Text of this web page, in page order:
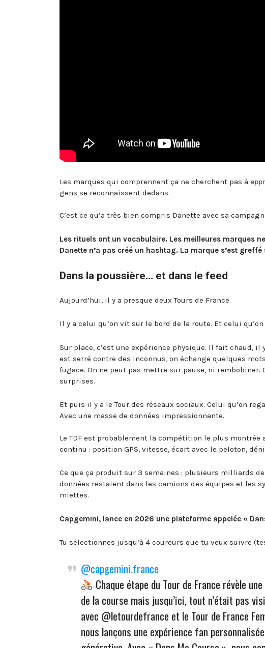
Les marques qui comprennent ça ne cherchent pas à
gens se reconnaissent dedans.
C’est ce qu’a très bien compris Danette avec sa
Les rituels ont un vocabulaire. Les meilleures marques
Danette n’a pas créé un hashtag. La marque s’est
Dans la poussière… et dans le feed
Aujourd’hui, il y a presque deux Tours de France.
Il y a celui qu’on vit sur le bord de la route. Et celui
Sur place, c’est une expérience physique. Il fait chaud,
est serré contre des inconnus, on échange quelques
fugace. On ne peut pas mettre sur pause, ni
surprises.
Et puis il y a le Tour des réseaux sociaux. Celui qu’on
Avec une masse de données impressionnante.
Le TDF est probablement la compétition le plus montrée
continu : position GPS, vitesse, écart avec le peloton,
Ce que ça produit sur 3 semaines : plusieurs milliards
données restaient dans les camions des équipes et les
miettes.
Capgemini, lance en 2026 une plateforme appelée «
Tu sélectionnes jusqu’à 4 coureurs que tu veux suivre
@capgemini.france
Chaque étape du Tour de France révèle
de la course mais jusqu’ici, tout n’était pas
avec @letourdefrance et le Tour de France
nous lançons une expérience fan